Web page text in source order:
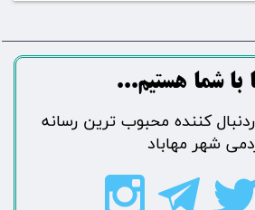
با شما هستیم...​​​​​​​​​​​​​​
از 200 هزاردنبال کننده محبوب ترین رسانه
شهر مهاباد​​​​​​​​​​​​​​